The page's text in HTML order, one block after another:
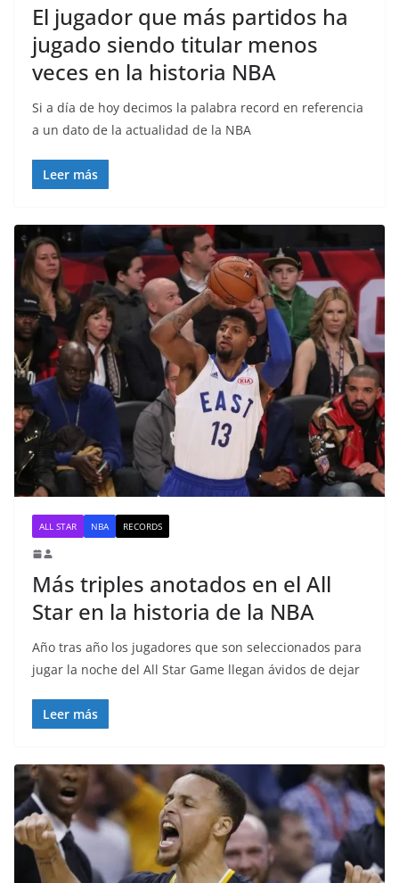
El jugador que más partidos ha
jugado siendo titular menos
veces en la historia NBA
Si a día de hoy decimos la palabra record en referencia
a un dato de la actualidad de la NBA
Leer más
ALL STAR NBA RECORDS
Más triples anotados en el All
Star en la historia de la NBA
Año tras año los jugadores que son seleccionados para
jugar la noche del All Star Game llegan ávidos de dejar
Leer más